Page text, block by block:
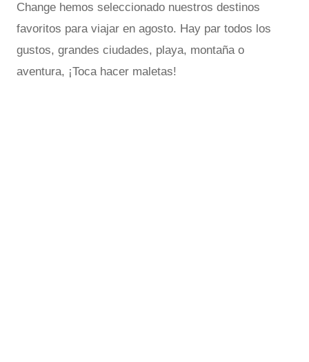
Change hemos seleccionado nuestros destinos
favoritos para viajar en agosto. Hay par todos los
gustos, grandes ciudades, playa, montaña o
aventura, ¡Toca hacer maletas!